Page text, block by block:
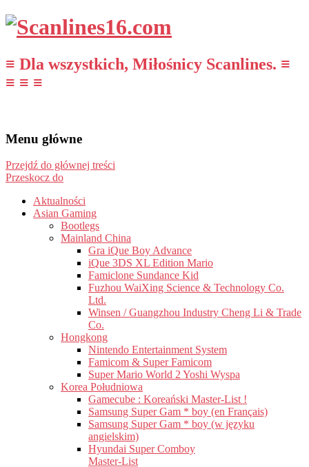
≡ Dla wszystkich, Miłośnicy Scanlines. ≡
≡ ≡ ≡
Menu główne
Przejdź do głównej treści
Przeskocz do
Aktualności
Asian Gaming
Bootlegs
Mainland China
Gra iQue Boy Advance
iQue 3DS XL Edition Mario
Famiclone Sundance Kid
Fuzhou WaiXing Science & Technology Co.
Ltd.
Winsen / Guangzhou Industry Cheng Li & Trade
Co.
Hongkong
Nintendo Entertainment System
Famicom & Super Famicom
Super Mario World 2 Yoshi Wyspa
Korea Południowa
Gamecube : Koreański Master-List !
Samsung Super Gam * boy (en Français)
Samsung Super Gam * boy (w języku
angielskim)
Hyundai Super Comboy
Master-List